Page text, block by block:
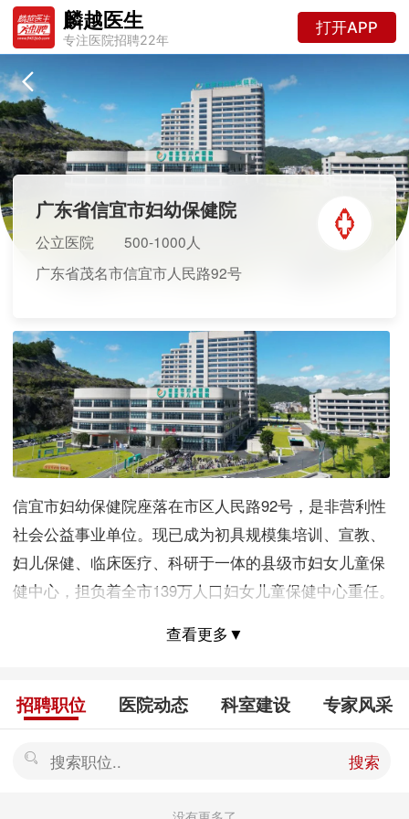
麟越医生
专注医院招聘22年
打开APP
广东省信宜市妇幼保健院
公立医院
500-1000人
广东省茂名市信宜市人民路92号
信宜市妇幼保健院座落在市区人民路92号，是非营利性
社会公益事业单位。现已成为初具规模集培训、宣教、
妇儿保健、临床医疗、科研于一体的县级市妇女儿童保
健中心，担负着全市139万人口妇女儿童保健中心重任。
查看更多▼
招聘职位 医院动态 科室建设 专家风采
搜索